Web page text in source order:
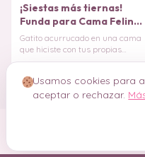
¡Siestas más tiernas!
Funda para Cama Felina
en Crochet
Gatito acurrucado en una cama
que hiciste con tus propias
manos, sabiendo que cada
Usamos cookies para
aceptar o rechazar.